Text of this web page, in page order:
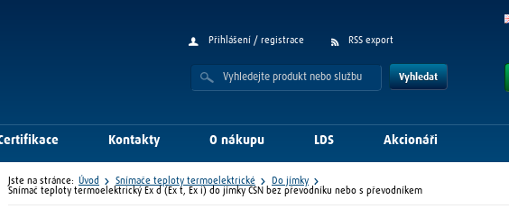
Přihlášení / registrace RSS export
Vyhledat
Kontakty O nákupu LDS Akcionáři
Jste na stránce: Úvod Snímače teploty termoelektrické
Do jímky
Snímač teploty termoelektrický Ex d (Ex t, Ex i) do jímky ČSN bez převodníku nebo s převodníkem